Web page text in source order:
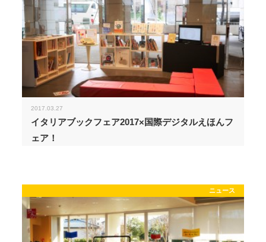
2017.03.27
イタリアブックフェア2017×国際デジタルえほんフ
ェア！
ニュース